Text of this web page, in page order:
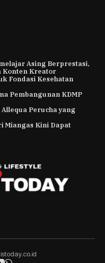
Asing Berprestasi,
Konten Kreator
Fondasi Kesehatan
Pembangunan KDMP
Perucha yang
Miangas Kini Dapat